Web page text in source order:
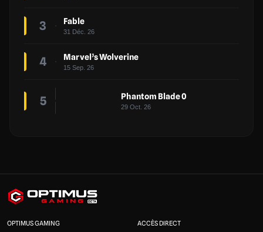
3 Fable
31 Déc. 26
4 Marvel’s Wolverine
15 Sep. 26
5 Phantom Blade 0
29 Oct. 26
OPTIMUS GAMING ACCÈS DIRECT